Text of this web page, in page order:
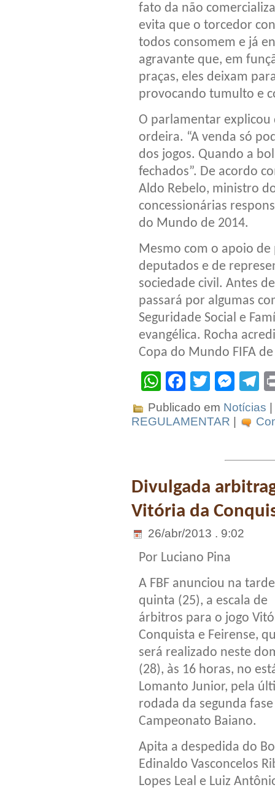
fato da não
evita que o torcedor
todos consomem e já
agravante que, em
praças, eles deixam
provocando tumulto e
O parlamentar
ordeira. “A venda só
dos jogos. Quando a
fechados”. De acordo
Aldo Rebelo, ministro
concessionárias
do Mundo de 2014.
Mesmo com o apoio de
deputados e de
sociedade civil. Antes
passará por algumas
Seguridade Social e
evangélica. Rocha
Copa do Mundo FIFA
WhatsApp
Facebook
Twitter
Publicado em Notícias
REGULAMENTAR
Divulgada
Vitória da
26/abr/2013 . 9:02
Por Luciano Pina
A FBF anunciou na
quinta (25), a escala de
árbitros para o jogo
Conquista e Feirense,
será realizado neste
(28), às 16 horas, no
Lomanto Junior, pela
rodada da segunda
Campeonato Baiano.
Apita a despedida do
Edinaldo Vasconcelos
Lopes Leal e Luiz